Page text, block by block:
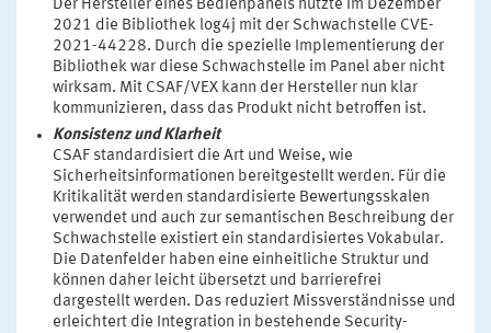
Der Hersteller eines Bedienpanels nutzte im Dezember
2021 die Bibliothek log4j mit der Schwachstelle CVE-
2021-44228. Durch die spezielle Implementierung der
Bibliothek war diese Schwachstelle im Panel aber nicht
wirksam. Mit CSAF/VEX kann der Hersteller nun klar
kommunizieren, dass das Produkt nicht betroffen ist.
Konsistenz und Klarheit
CSAF standardisiert die Art und Weise, wie
Sicherheitsinformationen bereitgestellt werden. Für die
Kritikalität werden standardisierte Bewertungsskalen
verwendet und auch zur semantischen Beschreibung der
Schwachstelle existiert ein standardisiertes Vokabular.
Die Datenfelder haben eine einheitliche Struktur und
können daher leicht übersetzt und barrierefrei
dargestellt werden. Das reduziert Missverständnisse und
erleichtert die Integration in bestehende Security-